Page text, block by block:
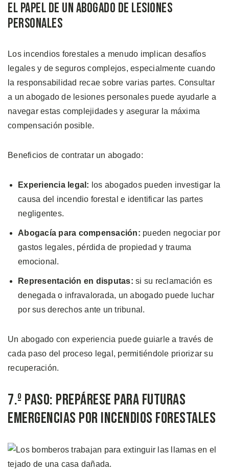
El Papel de un Abogado de Lesiones
Personales
Los incendios forestales a menudo implican desafíos
legales y de seguros complejos, especialmente cuando
la responsabilidad recae sobre varias partes. Consultar
a un abogado de lesiones personales puede ayudarle a
navegar estas complejidades y asegurar la máxima
compensación posible.
Beneficios de contratar un abogado:
Experiencia legal: los abogados pueden investigar la
causa del incendio forestal e identificar las partes
negligentes.
Abogacía para compensación: pueden negociar por
gastos legales, pérdida de propiedad y trauma
emocional.
Representación en disputas: si su reclamación es
denegada o infravalorada, un abogado puede luchar
por sus derechos ante un tribunal.
Un abogado con experiencia puede guiarle a través de
cada paso del proceso legal, permitiéndole priorizar su
recuperación.
7.º Paso: Prepárese para Futuras
Emergencias por Incendios Forestales